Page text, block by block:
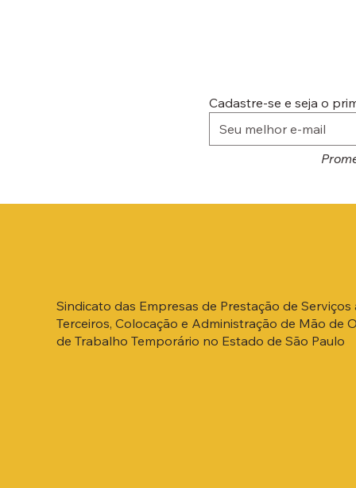
Cadastre-se e seja o
Sindicato das Empresas de Prestação de Serviços
Terceiros, Colocação e Administração de Mão de
de Trabalho Temporário no Estado de São Paulo